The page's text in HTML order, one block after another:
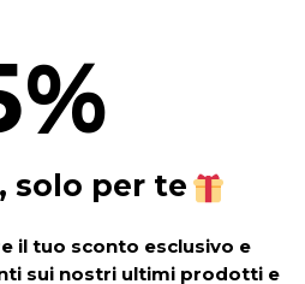
%
solo per te
il tuo sconto esclusivo e
sui nostri ultimi prodotti e